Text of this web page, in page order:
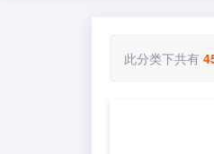
此分类下共有